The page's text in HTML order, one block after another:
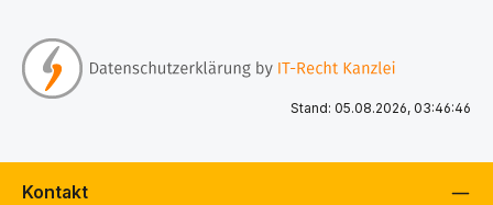
Stand: 05.08.2026, 03:46:46
Kontakt